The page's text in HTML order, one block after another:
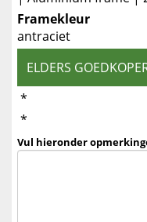
Framekleur
antraciet
ELDERS
*
*
Vul hieronder